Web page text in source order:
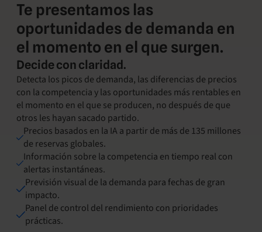
Te presentamos las
oportunidades de demanda en
el momento en el que surgen.
Decide con claridad.
Detecta los picos de demanda, las diferencias de precios
con la competencia y las oportunidades más rentables en
el momento en el que se producen, no después de que
otros les hayan sacado partido.
Precios basados en la IA a partir de más de 135 millones
de reservas globales.
Información sobre la competencia en tiempo real con
alertas instantáneas.
Previsión visual de la demanda para fechas de gran
impacto.
Panel de control del rendimiento con prioridades
prácticas.